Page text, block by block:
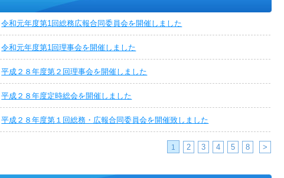
令和元年度第1回総務広報合同委員会を開催しました
令和元年度第1回理事会を開催しました
平成２８年度第２回理事会を開催しました
平成２８年度定時総会を開催しました
平成２８年度第１回総務・広報合同委員会を開催致しました
1 2 3 4 5 8 >